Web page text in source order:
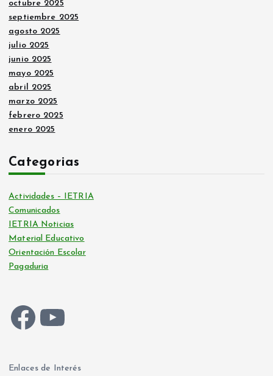
octubre 2025
septiembre 2025
agosto 2025
julio 2025
junio 2025
mayo 2025
abril 2025
marzo 2025
febrero 2025
enero 2025
Categorias
Actividades – IETRIA
Comunicados
IETRIA Noticias
Material Educativo
Orientación Escolar
Pagaduria
Facebook YouTube
Enlaces de Interés